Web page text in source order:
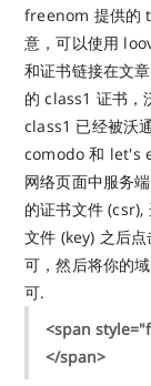
freenom 提供的
意，可以使用
和证书链接在文
的 class1 证书
class1 已经被沃
comodo 和 let's
网络页面中服务
的证书文件 (csr),
文件 (key) 之后
可，然后将你的
可.
<span
</span>